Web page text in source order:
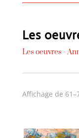
Les
Les oeuvres -
Affichage de